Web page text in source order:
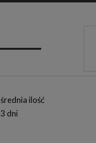
średnia ilość
3 dni